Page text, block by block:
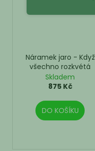
Náramek jaro - Když
všechno rozkvétá
Skladem
875 Kč
DO KOŠÍKU